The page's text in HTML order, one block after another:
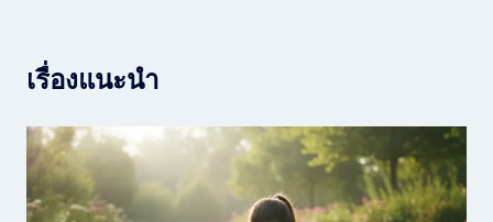
เรื่องแนะนำ